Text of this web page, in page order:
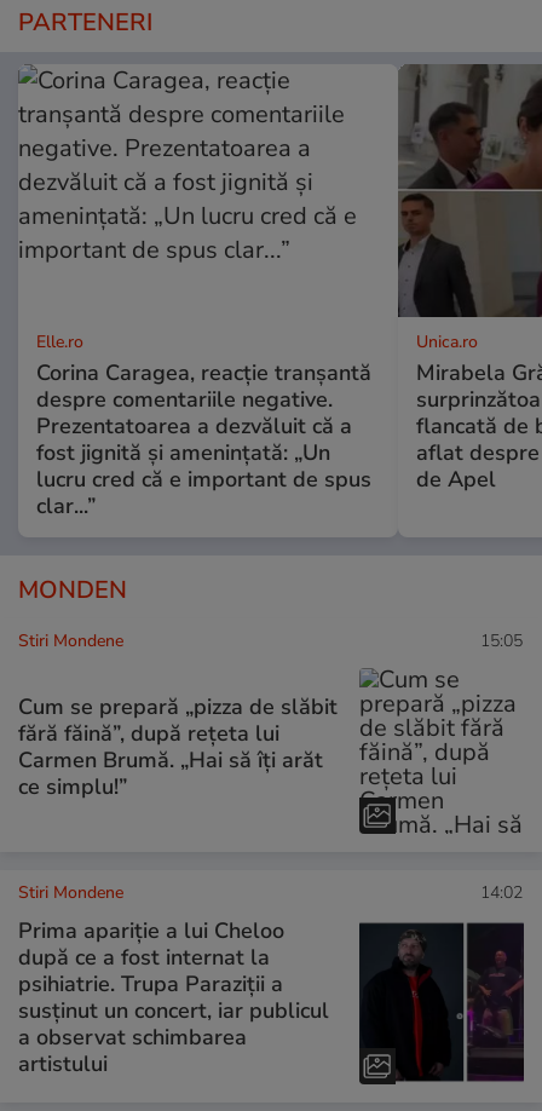
PARTENERI
Elle.ro
Corina Caragea, reacție tranșantă
despre comentariile negative.
Prezentatoarea a dezvăluit că a
fost jignită și amenințată: „Un
lucru cred că e important de spus
clar...”
Unica.ro
Mirabela
flancată de
aflat
de Apel
MONDEN
Stiri Mondene 15:05
Cum se prepară „pizza de slăbit
fără făină”, după rețeta lui
Carmen Brumă. „Hai să îți arăt
ce simplu!”
Stiri Mondene 14:02
Prima apariție a lui Cheloo
după ce a fost internat la
psihiatrie. Trupa Paraziții a
susținut un concert, iar publicul
a observat schimbarea
artistului